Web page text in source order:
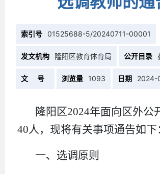
索引号 01525688-5/20240711-00001
发文机构 隆阳区教育体育局 公开目录
文 号 浏览量 1093 日期 2024-
隆阳区2024年面向区外公
40人，现将有关事项通告如下
一、选调原则